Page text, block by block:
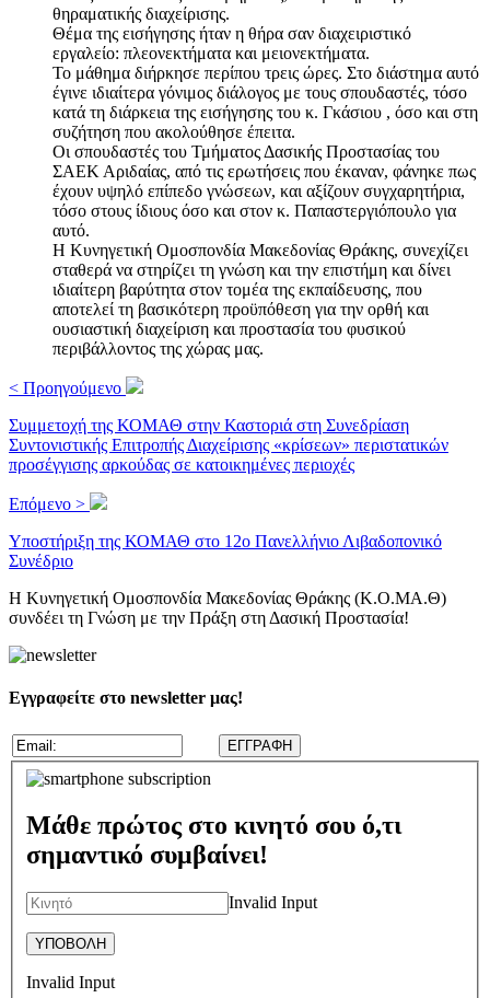
θηραματικής διαχείρισης.
Θέμα της εισήγησης ήταν η θήρα σαν διαχειριστικό
εργαλείο: πλεονεκτήματα και μειονεκτήματα.
Το μάθημα διήρκησε περίπου τρεις ώρες. Στο διάστημα αυτό
έγινε ιδιαίτερα γόνιμος διάλογος με τους σπουδαστές, τόσο
κατά τη διάρκεια της εισήγησης του κ. Γκάσιου , όσο και στη
συζήτηση που ακολούθησε έπειτα.
Οι σπουδαστές του Τμήματος Δασικής Προστασίας του
ΣΑΕΚ Αριδαίας, από τις ερωτήσεις που έκαναν, φάνηκε πως
έχουν υψηλό επίπεδο γνώσεων, και αξίζουν συγχαρητήρια,
τόσο στους ίδιους όσο και στον κ. Παπαστεργιόπουλο για
αυτό.
Η Κυνηγετική Ομοσπονδία Μακεδονίας Θράκης, συνεχίζει
σταθερά να στηρίζει τη γνώση και την επιστήμη και δίνει
ιδιαίτερη βαρύτητα στον τομέα της εκπαίδευσης, που
αποτελεί τη βασικότερη προϋπόθεση για την ορθή και
ουσιαστική διαχείριση και προστασία του φυσικού
περιβάλλοντος της χώρας μας.
< Προηγούμενο
Συμμετοχή της ΚΟΜΑΘ στην Καστοριά στη Συνεδρίαση
Συντονιστικής Επιτροπής Διαχείρισης «κρίσεων» περιστατικών
προσέγγισης αρκούδας σε κατοικημένες περιοχές
Επόμενο >
Υποστήριξη της ΚΟΜΑΘ στο 12ο Πανελλήνιο Λιβαδοπονικό
Συνέδριο
H Kυνηγετική Ομοσπονδία Μακεδονίας Θράκης (Κ.Ο.ΜΑ.Θ)
συνδέει τη Γνώση με την Πράξη στη Δασική Προστασία!
Εγγραφείτε στο newsletter μας!
Μάθε πρώτος στο κινητό σου ό,τι
σημαντικό συμβαίνει!
Invalid Input
Invalid Input